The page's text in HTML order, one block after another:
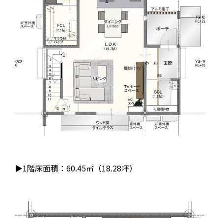
▶1階床面積：60.45㎡（18.28坪）